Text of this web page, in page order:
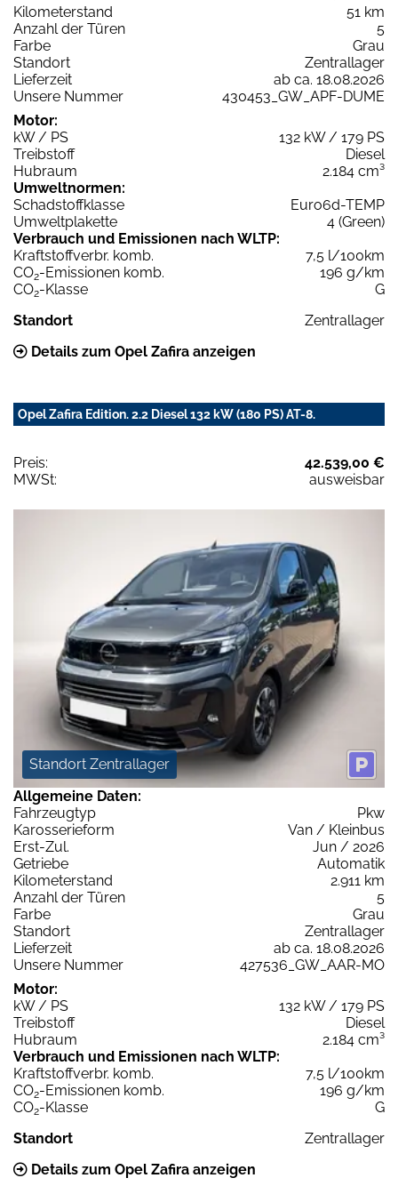
Kilometerstand
51 km
Anzahl der Türen
5
Farbe
Grau
Standort
Zentrallager
Lieferzeit
ab ca. 18.08.2026
Unsere Nummer
430453_GW_APF-DUME
Motor:
kW / PS
132 kW / 179 PS
Treibstoff
Diesel
Hubraum
2.184 cm³
Umweltnormen:
Schadstoffklasse
Euro6d-TEMP
Umweltplakette
4 (Green)
Verbrauch und Emissionen nach WLTP:
Kraftstoffverbr. komb.
7,5 l/100km
CO2-Emissionen komb.
196 g/km
CO2-Klasse
G
Standort
Zentrallager
Details zum Opel Zafira anzeigen
Opel Zafira Edition. 2.2 Diesel 132 kW (180 PS) AT-8.
Preis:
42.539,00 €
MWSt:
ausweisbar
Standort Zentrallager
Allgemeine Daten:
Fahrzeugtyp
Pkw
Karosserieform
Van / Kleinbus
Erst-Zul.
Jun / 2026
Getriebe
Automatik
Kilometerstand
2.911 km
Anzahl der Türen
5
Farbe
Grau
Standort
Zentrallager
Lieferzeit
ab ca. 18.08.2026
Unsere Nummer
427536_GW_AAR-MO
Motor:
kW / PS
132 kW / 179 PS
Treibstoff
Diesel
Hubraum
2.184 cm³
Verbrauch und Emissionen nach WLTP:
Kraftstoffverbr. komb.
7,5 l/100km
CO2-Emissionen komb.
196 g/km
CO2-Klasse
G
Standort
Zentrallager
Details zum Opel Zafira anzeigen